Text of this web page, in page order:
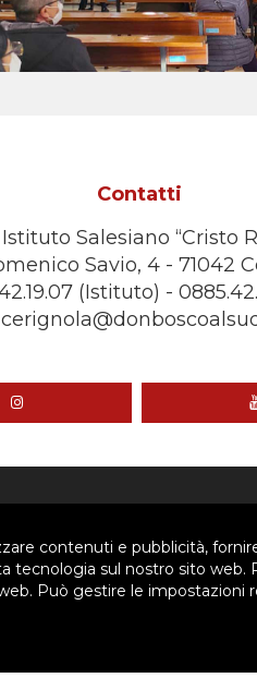
contenuti e pubblicità,
tecnologia sul nostro sito web.
Può gestire le impostazioni
Contatti
Istituto Salesiano “Cristo
Savio, 4 - 71042
(Istituto) -
Pastorale
Famiglia